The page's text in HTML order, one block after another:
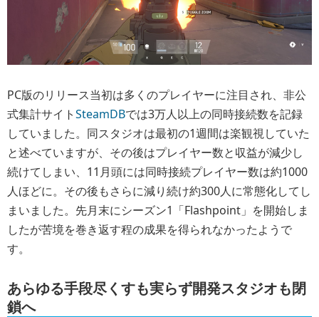
PC版のリリース当初は多くのプレイヤーに注目され、非公
式集計サイトSteamDBでは3万人以上の同時接続数を記録
していました。同スタジオは最初の1週間は楽観視していた
と述べていますが、その後はプレイヤー数と収益が減少し
続けてしまい、11月頭には同時接続プレイヤー数は約1000
人ほどに。その後もさらに減り続け約300人に常態化してし
まいました。先月末にシーズン1「Flashpoint」を開始しま
したが苦境を巻き返す程の成果を得られなかったようで
す。
あらゆる手段尽くすも実らず開発スタジオも閉
鎖へ